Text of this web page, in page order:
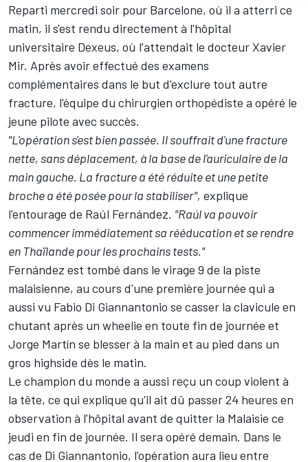
Reparti mercredi soir pour Barcelone, où il a atterri ce
matin, il s'est rendu directement à l'hôpital
universitaire Dexeus, où l'attendait le docteur Xavier
Mir. Après avoir effectué des examens
complémentaires dans le but d'exclure tout autre
fracture, l'équipe du chirurgien orthopédiste a opéré le
jeune pilote avec succès.
"L'opération s'est bien passée. Il souffrait d'une fracture
nette, sans déplacement, à la base de l'auriculaire de la
main gauche. La fracture a été réduite et une petite
broche a été posée pour la stabiliser", explique
l'entourage de Raúl Fernández. "Raúl va pouvoir
commencer immédiatement sa rééducation et se rendre
en Thaïlande pour les prochains tests."
Fernández est tombé dans le virage 9 de la piste
malaisienne, au cours d'une première journée qui a
aussi vu Fabio Di Giannantonio se casser la clavicule en
chutant après un wheelie en toute fin de journée et
Jorge Martín se blesser à la main et au pied dans un
gros highside dès le matin.
Le champion du monde a aussi reçu un coup violent à
la tête, ce qui explique qu'il ait dû passer 24 heures en
observation à l'hôpital avant de quitter la Malaisie ce
jeudi en fin de journée. Il sera opéré demain. Dans le
cas de Di Giannantonio, l'opération aura lieu entre